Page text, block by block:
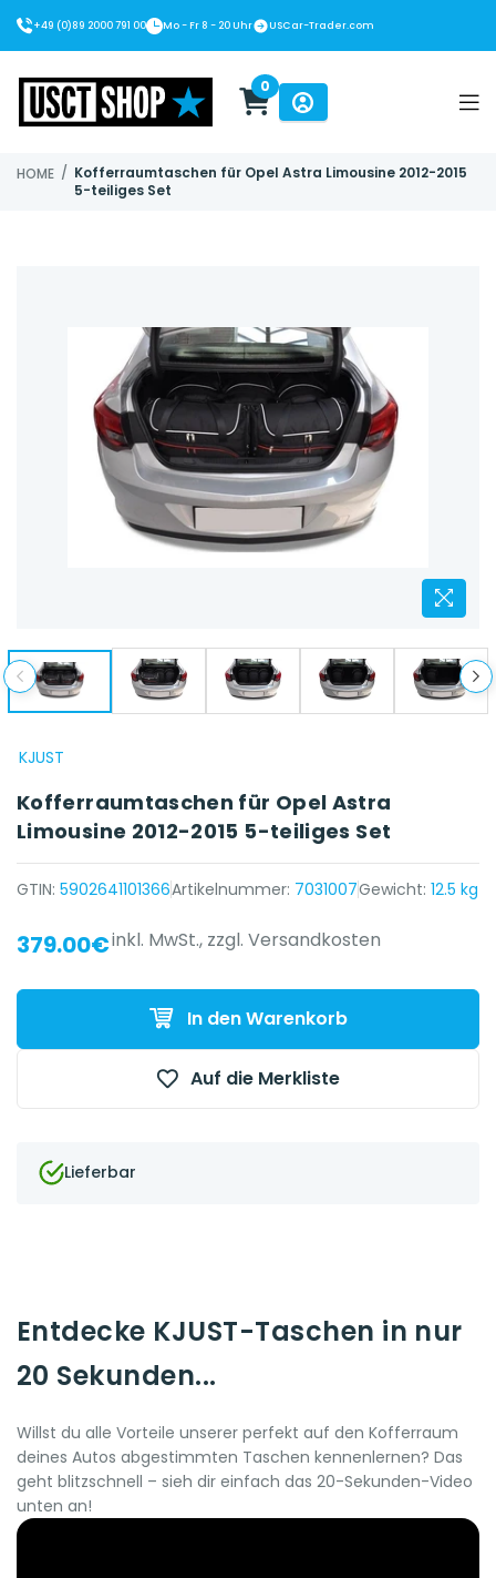
+49 (0)89 2000 791 00 Mo - Fr 8 - 20 Uhr USCar-Trader.com
0
HOME / Kofferraumtaschen für Opel Astra Limousine 2012-2015
5-teiliges Set
KJUST
Kofferraumtaschen für Opel Astra
Limousine 2012-2015 5-teiliges Set
GTIN: 5902641101366Artikelnummer: 7031007Gewicht: 12.5 kg
{{ name }} auf {{ platform }}
379.00€inkl. MwSt., zzgl. Versandkosten
In den Warenkorb
Auf die Merkliste
Lieferbar
Entdecke KJUST-Taschen in nur
20 Sekunden...
Willst du alle Vorteile unserer perfekt auf den Kofferraum
deines Autos abgestimmten Taschen kennenlernen? Das
geht blitzschnell – sieh dir einfach das 20-Sekunden-Video
unten an!